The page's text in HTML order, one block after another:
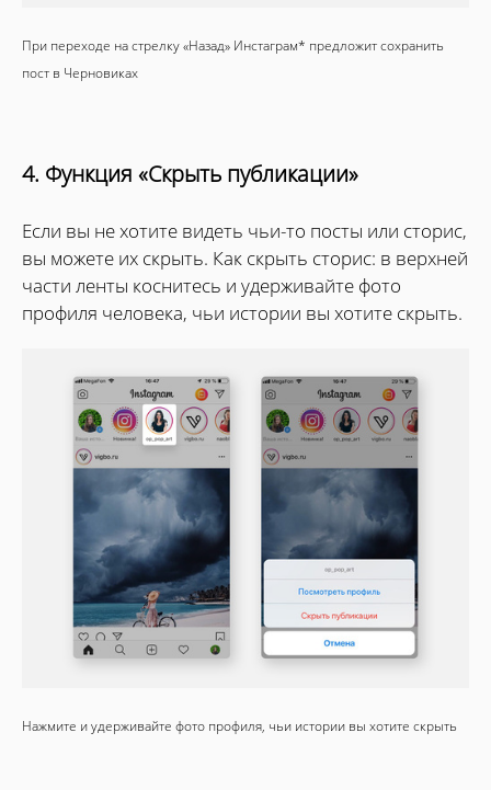
При переходе на стрелку «Назад» Инстаграм* предложит сохранить
пост в Черновиках
4. Функция «Скрыть публикации»
Если вы не хотите видеть чьи-то посты или сторис,
вы можете их скрыть. Как скрыть сторис: в верхней
части ленты коснитесь и удерживайте фото
профиля человека, чьи истории вы хотите скрыть.
Нажмите и удерживайте фото профиля, чьи истории вы хотите скрыть